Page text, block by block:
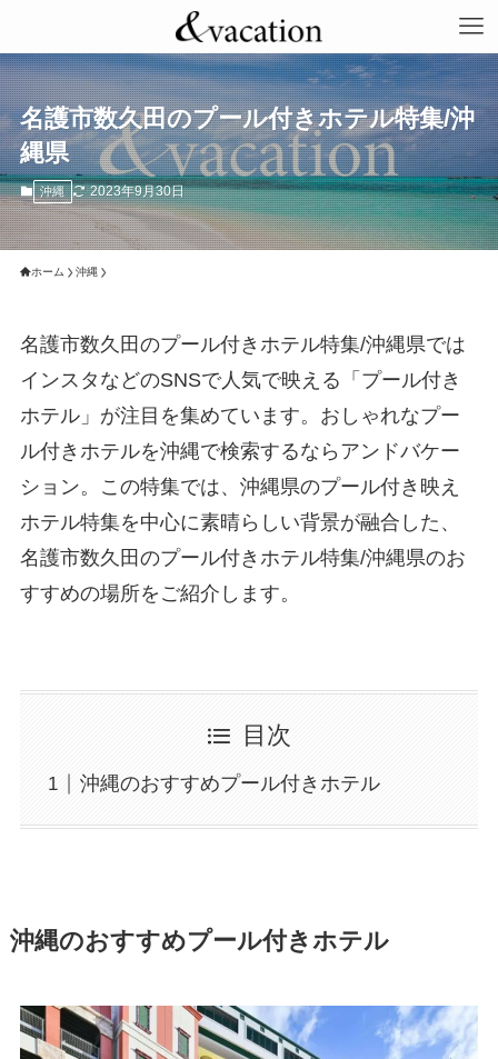
名護市数久田のプール付きホテル特集/沖
縄県
沖縄 2023年9月30日
ホーム 沖縄
名護市数久田のプール付きホテル特集/沖縄県では
インスタなどのSNSで人気で映える「プール付き
ホテル」が注目を集めています。おしゃれなプー
ル付きホテルを沖縄で検索するならアンドバケー
ション。この特集では、沖縄県のプール付き映え
ホテル特集を中心に素晴らしい背景が融合した、
名護市数久田のプール付きホテル特集/沖縄県のお
すすめの場所をご紹介します。
目次
沖縄のおすすめプール付きホテル
沖縄のおすすめプール付きホテル